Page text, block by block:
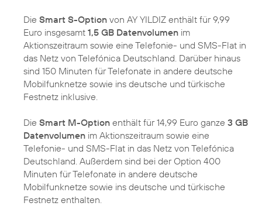
Die Smart S-Option von AY YILDIZ enthält für 9,99
Euro insgesamt 1,5 GB Datenvolumen im
Aktionszeitraum sowie eine Telefonie- und SMS-Flat in
das Netz von Telefónica Deutschland. Darüber hinaus
sind 150 Minuten für Telefonate in andere deutsche
Mobilfunknetze sowie ins deutsche und türkische
Festnetz inklusive.
Die Smart M-Option enthält für 14,99 Euro ganze 3 GB
Datenvolumen im Aktionszeitraum sowie eine
Telefonie- und SMS-Flat in das Netz von Telefónica
Deutschland. Außerdem sind bei der Option 400
Minuten für Telefonate in andere deutsche
Mobilfunknetze sowie ins deutsche und türkische
Festnetz enthalten.